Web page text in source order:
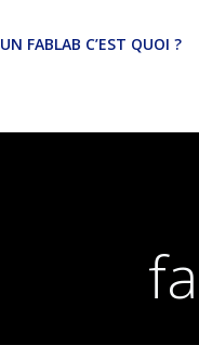
UN FABLAB C’EST QUOI ?